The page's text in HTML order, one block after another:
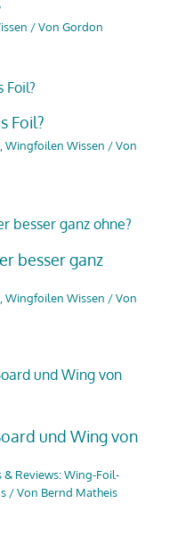
/ Von Gordon
Foil?
Wingfoilen Wissen / Von
besser ganz
Wingfoilen Wissen / Von
und Wing von
& Reviews: Wing-Foil-
/ Von Bernd Matheis